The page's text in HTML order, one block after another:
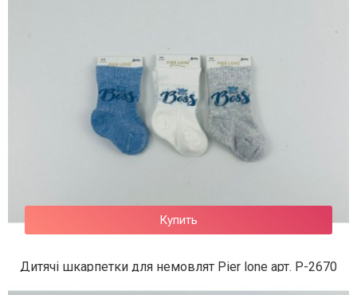
Купить
Дитячі шкарпетки для немовлят Pier lone арт. P-2670